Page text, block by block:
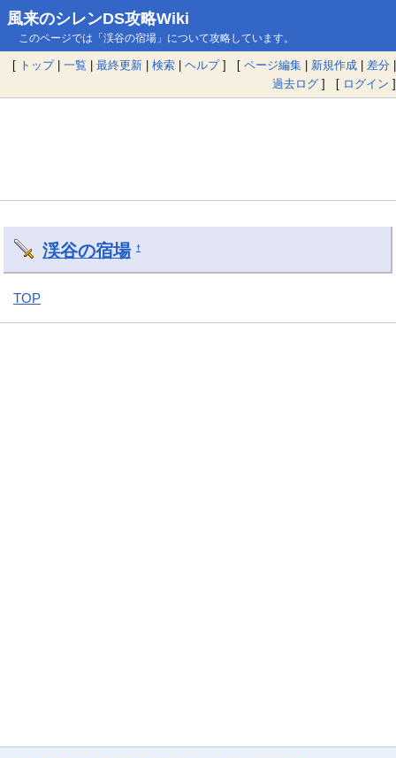
風来のシレンDS攻略Wiki
このページでは「渓谷の宿場」について攻略しています。
[ トップ| 一覧 | 最終更新 | 検索 | ヘルプ] [ ページ編集 | 新規作成 | 差分 |
過去ログ ] [ ログイン ]
渓谷の宿場 †
TOP